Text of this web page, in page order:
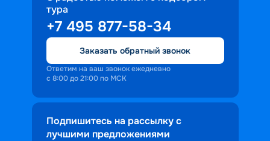
доброжелательность и заинтересованность
персонала корабля в каждом госте.
Ступая на борт теплохода, пассажиры
попадают в совершенно иную атмосферу,
где властвует тяга к приключениям и
открытиям.
тура
+7 495 877-58-34
Заказать обратный звонок
Ответим на ваш звонок ежедневно
с 8:00 до 21:00 по МСК
Подпишитесь на рассылку с
лучшими предложениями